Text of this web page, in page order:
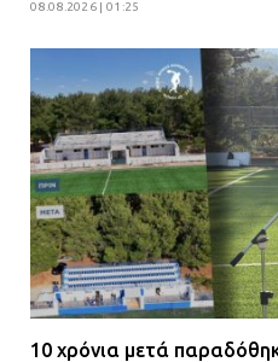
08.08.2026 | 01:25
10 χρόνια μετά